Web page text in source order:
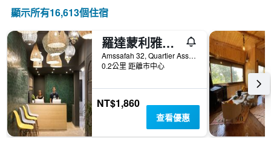
顯示所有16,613​個住宿
羅達蒙利雅德馬拉喀什飯店
Amssafah 32, Quartier Assouel, 馬拉喀什, 摩洛哥
0.2公里 距離市中心
NT$1,860
查看優惠